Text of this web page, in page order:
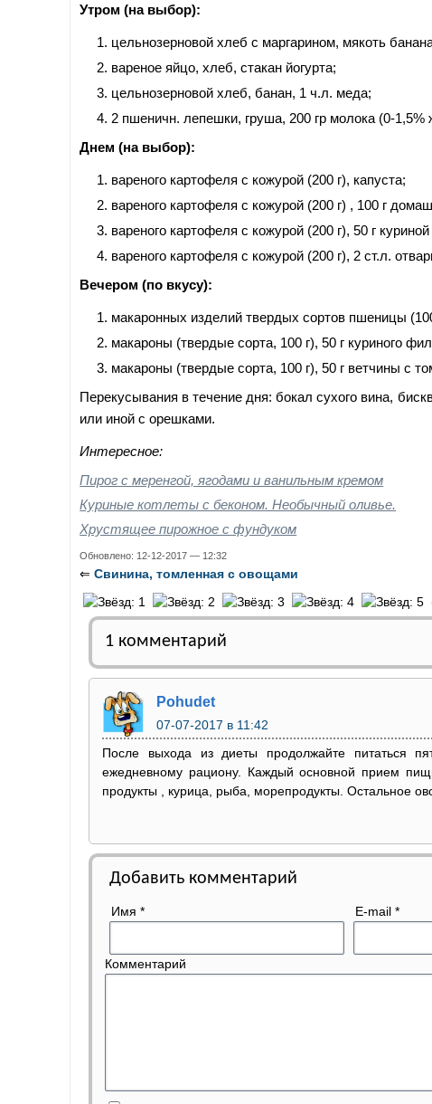
Утром (на выбор):
цельнозерновой хлеб с маргарином, мякоть
вареное яйцо, хлеб, стакан йогурта;
цельнозерновой хлеб, банан, 1 ч.л. меда;
2 пшеничн. лепешки, груша, 200 гр молока (0-1,5%
Днем (на выбор):
вареного картофеля с кожурой (200 г), капуста;
вареного картофеля с кожурой (200 г) , 100 г
вареного картофеля с кожурой (200 г), 50 г куриной
вареного картофеля с кожурой (200 г), 2 ст.л.
Вечером (по вкусу):
макаронных изделий твердых сортов пшеницы
макароны (твердые сорта, 100 г), 50 г куриного
макароны (твердые сорта, 100 г), 50 г ветчины с
Перекусывания в течение дня: бокал сухого вина,
или иной с орешками.
Интересное:
Пирог с меренгой, ягодами и ванильным кремом
Куриные котлеты с беконом. Необычный оливье.
Хрустящее пирожное с фундуком
Обновлено: 12-12-2017 — 12:32
⇐Свинина, томленная с овощами
1 комментарий
Pohudet
07-07-2017 в 11:42
После выхода из диеты продолжайте питаться
ежедневному рациону. Каждый основной прием
продукты , курица, рыба, морепродукты. Остальное
Добавить комментарий
Имя* E-mail*
Комментарий